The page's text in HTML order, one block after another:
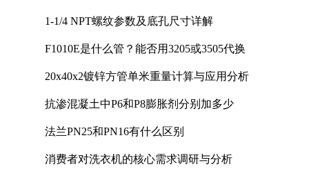
1-1/4 NPT螺纹参数及底孔尺寸详解
F1010E是什么管？能否用3205或3505代换
20x40x2镀锌方管单米重量计算与应用分析
抗渗混凝土中P6和P8膨胀剂分别加多少
法兰PN25和PN16有什么区别
消费者对洗衣机的核心需求调研与分析